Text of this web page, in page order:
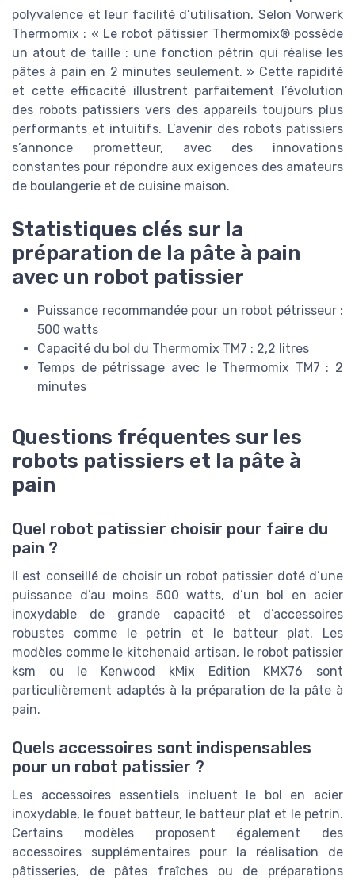
polyvalence et leur facilité d’utilisation. Selon Vorwerk
Thermomix : « Le robot pâtissier Thermomix® possède
un atout de taille : une fonction pétrin qui réalise les
pâtes à pain en 2 minutes seulement. » Cette rapidité
et cette efficacité illustrent parfaitement l’évolution
des robots patissiers vers des appareils toujours plus
performants et intuitifs. L’avenir des robots patissiers
s’annonce prometteur, avec des innovations
constantes pour répondre aux exigences des amateurs
de boulangerie et de cuisine maison.
Statistiques clés sur la
préparation de la pâte à pain
avec un robot patissier
Puissance recommandée pour un robot pétrisseur :
500 watts
Capacité du bol du Thermomix TM7 : 2,2 litres
Temps de pétrissage avec le Thermomix TM7 : 2
minutes
Questions fréquentes sur les
robots patissiers et la pâte à
pain
Quel robot patissier choisir pour faire du
pain ?
Il est conseillé de choisir un robot patissier doté d’une
puissance d’au moins 500 watts, d’un bol en acier
inoxydable de grande capacité et d’accessoires
robustes comme le petrin et le batteur plat. Les
modèles comme le kitchenaid artisan, le robot patissier
ksm ou le Kenwood kMix Edition KMX76 sont
particulièrement adaptés à la préparation de la pâte à
pain.
Quels accessoires sont indispensables
pour un robot patissier ?
Les accessoires essentiels incluent le bol en acier
inoxydable, le fouet batteur, le batteur plat et le petrin.
Certains modèles proposent également des
accessoires supplémentaires pour la réalisation de
pâtisseries, de pâtes fraîches ou de préparations